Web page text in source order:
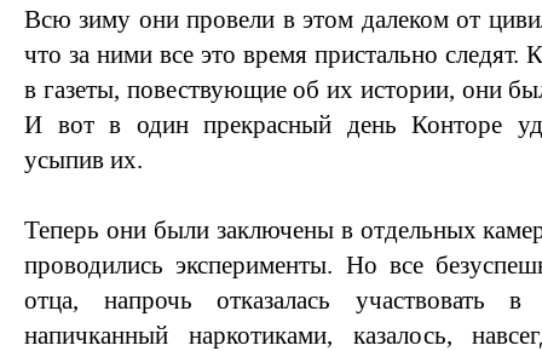
Всю зиму они провели в этом далеком от
что за ними все это время пристально следят.
в газеты, повествующие об их истории, они
И вот в один прекрасный день Конторе
усыпив их.
Теперь они были заключены в отдельных
проводились эксперименты. Но все
отца, напрочь отказалась участвовать
напичканный наркотиками, казалось,